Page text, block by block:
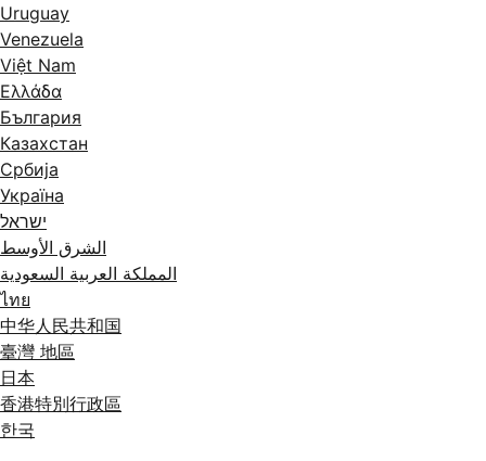
Uruguay
Venezuela
Việt Nam
Ελλάδα
България
Казахстан
Србија
Україна
ישראל
الشرق الأوسط
المملكة العربية السعودية
ไทย
中华人民共和国
臺灣 地區
日本
香港特別行政區
한국